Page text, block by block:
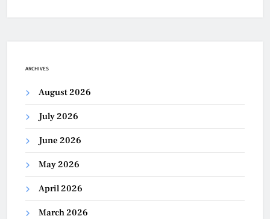
ARCHIVES
August 2026
July 2026
June 2026
May 2026
April 2026
March 2026